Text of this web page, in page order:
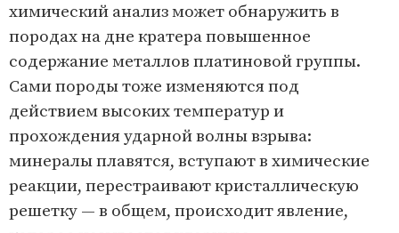
химический анализ может обнаружить в
породах на дне кратера повышенное
содержание металлов платиновой группы.
Сами породы тоже изменяются под
действием высоких температур и
прохождения ударной волны взрыва:
минералы плавятся, вступают в химические
реакции, перестраивают кристаллическую
решетку — в общем, происходит явление,